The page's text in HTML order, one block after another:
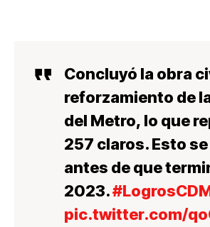
Concluyó la obra
reforzamiento de
del Metro, lo que
257 claros. Esto
antes de que
2023.
pic.twitter.com/